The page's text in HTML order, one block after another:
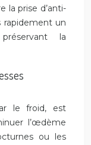
la prise d’anti-
un
la
le froid, est
l’œdème
ou les